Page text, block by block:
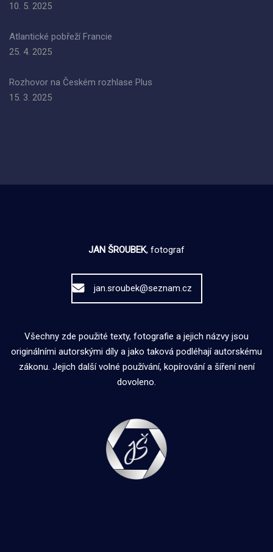
10. 5. 2025
Atlantické pobřeží Francie
25. 4. 2025
Rozhovor na Českém rozhlase Plus
15. 3. 2025
JAN ŠROUBEK, fotograf
jan.sroubek@seznam.cz
Všechny zde použité texty, fotografie a jejich názvy jsou
originálními autorskými díly a jako taková podléhají autorskému
zákonu. Jejich další volné používání, kopírování a šíření není
dovoleno.